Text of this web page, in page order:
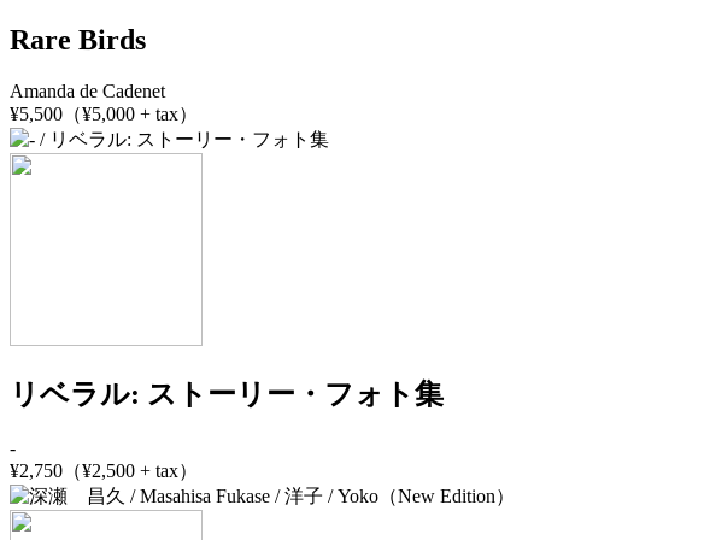
Rare Birds
Amanda de Cadenet
¥5,500（¥5,000 + tax）
リベラル: ストーリー・フォト集
-
¥2,750（¥2,500 + tax）